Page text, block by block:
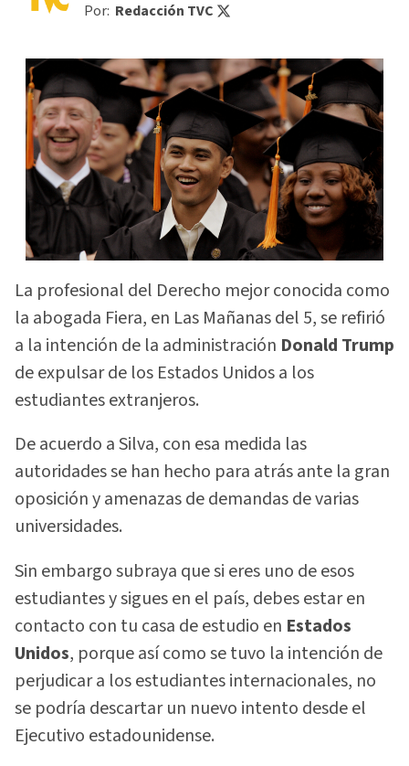
Por: Redacción TVC
La profesional del Derecho mejor conocida como
la abogada Fiera, en Las Mañanas del 5, se refirió
a la intención de la administración Donald Trump
de expulsar de los Estados Unidos a los
estudiantes extranjeros.
De acuerdo a Silva, con esa medida las
autoridades se han hecho para atrás ante la gran
oposición y amenazas de demandas de varias
universidades.
Sin embargo subraya que si eres uno de esos
estudiantes y sigues en el país, debes estar en
contacto con tu casa de estudio en Estados
Unidos, porque así como se tuvo la intención de
perjudicar a los estudiantes internacionales, no
se podría descartar un nuevo intento desde el
Ejecutivo estadounidense.